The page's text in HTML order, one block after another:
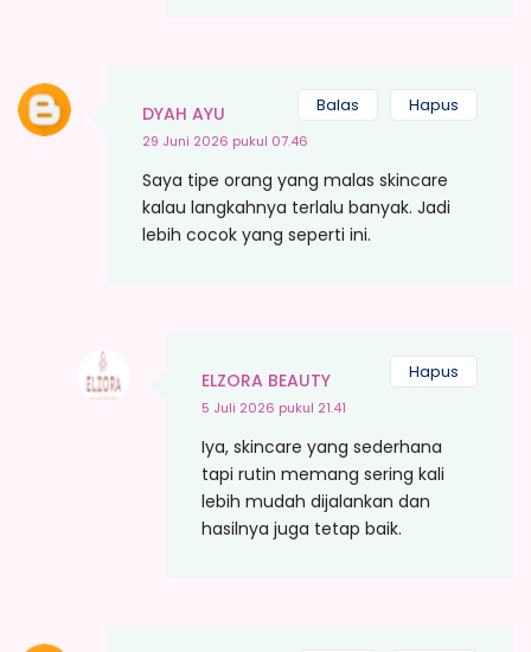
DYAH AYU
29 Juni 2026 pukul 07.46
Saya tipe orang yang malas skincare
kalau langkahnya terlalu banyak. Jadi
lebih cocok yang seperti ini.
Balas Hapus
ELZORA BEAUTY
5 Juli 2026 pukul 21.41
Iya, skincare yang sederhana
tapi rutin memang sering kali
lebih mudah dijalankan dan
hasilnya juga tetap baik.
Hapus